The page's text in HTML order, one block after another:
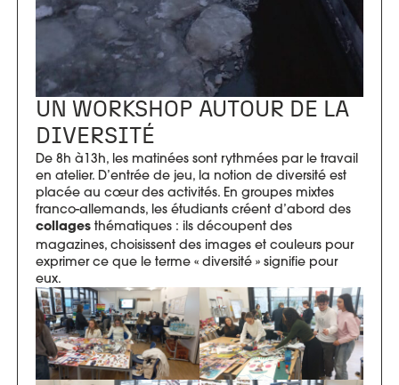
UN WORKSHOP AUTOUR DE LA
DIVERSITÉ
De 8h à13h, les matinées sont rythmées par le travail
en atelier. D’entrée de jeu, la notion de diversité est
placée au cœur des activités. En groupes mixtes
franco-allemands, les étudiants créent d’abord des
collages thématiques : ils découpent des
magazines, choisissent des images et couleurs pour
exprimer ce que le terme « diversité » signifie pour
eux.